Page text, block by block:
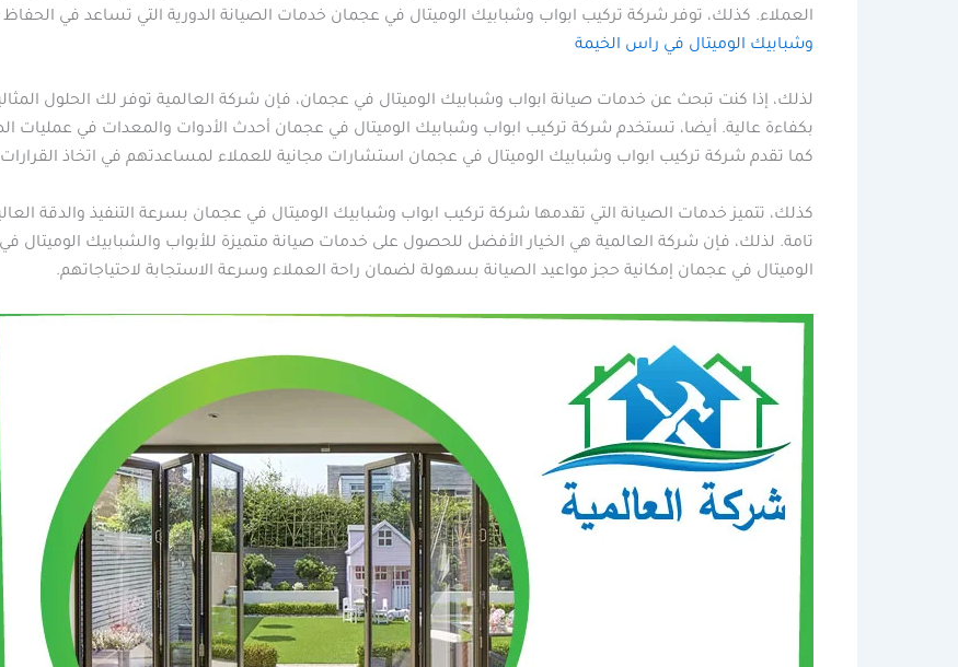
العملاء. كذلك، توفر شركة تركيب ابواب وشبابيك الوميتال في عجمان خدمات الصيانة الدورية التي تساعد في الحفاظ
وشبابيك الوميتال في راس الخيمة
لذلك، إذا كنت تبحث عن خدمات صيانة ابواب وشبابيك الوميتال في عجمان، فإن شركة العالمية توفر لك الحلول
بكفاءة عالية. أيضا، تستخدم شركة تركيب ابواب وشبابيك الوميتال في عجمان أحدث الأدوات والمعدات في عمليات
كما تقدم شركة تركيب ابواب وشبابيك الوميتال في عجمان استشارات مجانية للعملاء لمساعدتهم في اتخاذ
كذلك، تتميز خدمات الصيانة التي تقدمها شركة تركيب ابواب وشبابيك الوميتال في عجمان بسرعة التنفيذ والدقة
تامة. لذلك، فإن شركة العالمية هي الخيار الأفضل للحصول على خدمات صيانة متميزة للأبواب والشبابيك الوميتال
الوميتال في عجمان إمكانية حجز مواعيد الصيانة بسهولة لضمان راحة العملاء وسرعة الاستجابة لاحتياجاتهم.